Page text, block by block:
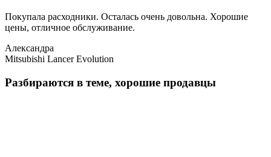
Покупала расходники. Осталась очень довольна. Хорошие
цены, отличное обслуживание.
Александра
Mitsubishi Lancer Evolution
Разбираются в теме, хорошие продавцы